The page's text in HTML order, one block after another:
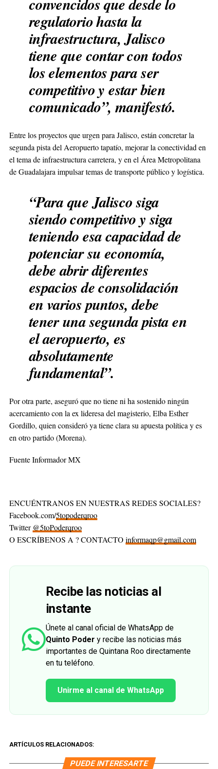
regulatorio hasta la
infraestructura, Jalisco
tiene que contar con todos
los elementos para ser
competitivo y estar bien
comunicado”, manifestó.
Entre los proyectos que urgen para Jalisco, están concretar la
segunda pista del Aeropuerto tapatío, mejorar la conectividad en
el tema de infraestructura carretera, y en el Área Metropolitana
de Guadalajara impulsar temas de transporte público y logística.
“Para que Jalisco siga
siendo competitivo y siga
teniendo esa capacidad de
potenciar su economía,
debe abrir diferentes
espacios de consolidación
en varios puntos, debe
tener una segunda pista en
el aeropuerto, es
absolutamente
fundamental”.
Por otra parte, aseguró que no tiene ni ha sostenido ningún
acercamiento con la ex lideresa del magisterio, Elba Esther
Gordillo, quien consideró ya tiene clara su apuesta política y es
en otro partido (Morena).
Fuente Informador MX
ENCUÉNTRANOS EN NUESTRAS REDES SOCIALES?
Facebook.com/5topoderqroo
Twitter @5toPoderqroo
O ESCRÍBENOS A ? CONTACTO informaqp@gmail.com
Recibe las noticias al
instante
Únete al canal oficial de WhatsApp de
Quinto Poder y recibe las noticias más
importantes de Quintana Roo directamente
en tu teléfono.
Unirme al canal de WhatsApp
ARTÍCULOS RELACIONADOS:
PUEDE INTERESARTE